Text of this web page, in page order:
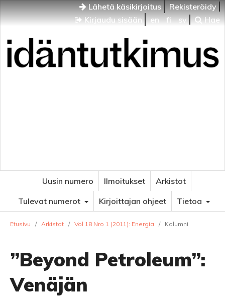
Lähetä käsikirjoitus
Rekisteröidy
Kirjaudu sisään
en fi sv Hae
Uusin numero Ilmoitukset
Arkistot
Tulevat numerot
Kirjoittajan ohjeet Tietoa
Etusivu / Arkistot / Vol 18 Nro 1 (2011): Energia / Kolumni
”Beyond Petroleum”:
Venäjän